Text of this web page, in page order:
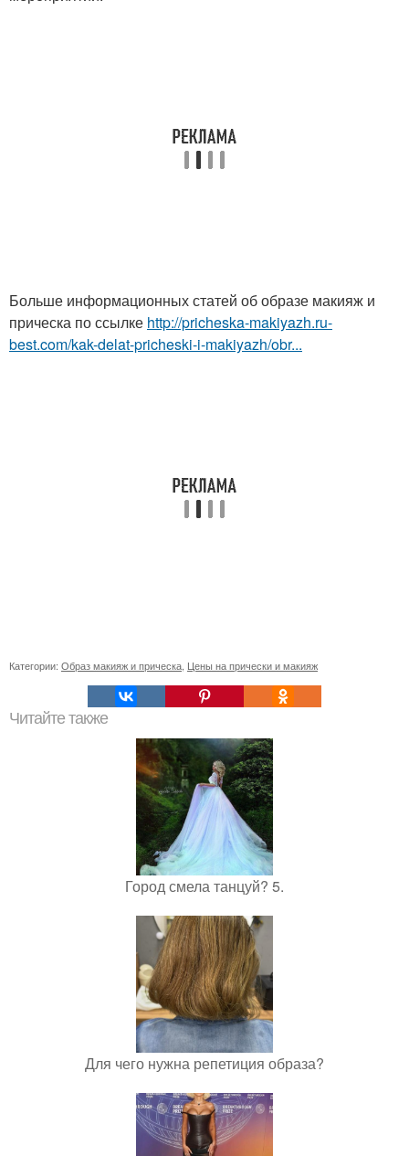
Больше информационных статей об образе макияж и
прическа по ссылке http://pricheska-makiyazh.ru-
best.com/kak-delat-pricheski-i-makiyazh/obr...
Категории: Образ макияж и прическа Цены на прически и макияж
Читайте также
Город смела танцуй? 5.
Для чего нужна репетиция образа?